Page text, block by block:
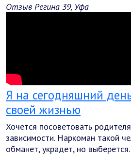
Отзыв Регина 39, Уфа
Я на сегодняшний
своей жизнью
Хочется посоветовать
зависимости. Наркоман такой
обманет, украдет, но выберется.